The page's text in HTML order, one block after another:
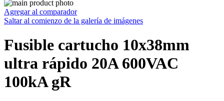
Agregar al comparador
Saltar al comienzo de la galería de imágenes
Fusible cartucho 10x38mm
ultra rápido 20A 600VAC
100kA gR